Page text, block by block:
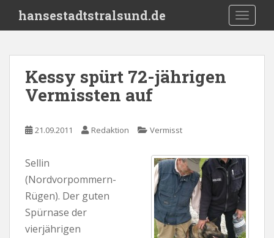
i
hansestadtstralsund.de
Kessy spürt 72-jährigen
Vermissten auf
21.09.2011 Redaktion Vermisst
Sellin
(Nordvorpommern-
Rügen). Der guten
Spürnase der
vierjährigen